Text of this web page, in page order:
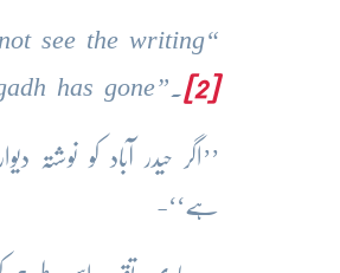
see the writing
has gone”. [2]
’’اگر حیدر آباد کو
ہے‘‘-